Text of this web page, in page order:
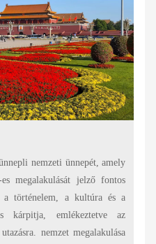
nemzeti ünnepét, amely
megalakulását jelző fontos
történelem, a kultúra és a
kárpitja, emlékeztetve az
nemzet megalakulása